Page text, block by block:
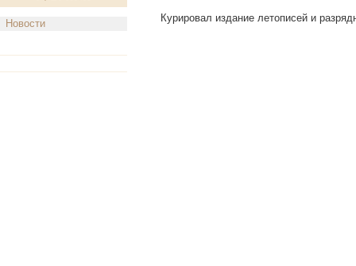
Новости Курировал издание летописей и